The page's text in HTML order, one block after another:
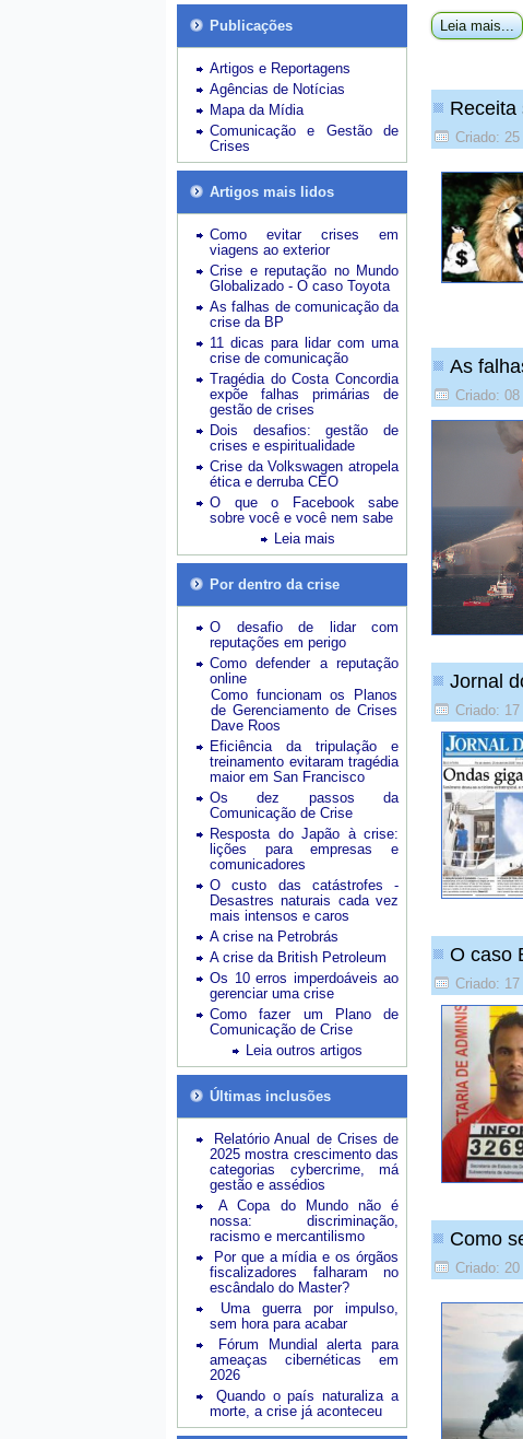
Publicações
Artigos e Reportagens
Agências de Notícias
Mapa da Mídia
Comunicação e Gestão de
Crises
Artigos mais lidos
Como evitar crises em
viagens ao exterior
Crise e reputação no Mundo
Globalizado - O caso Toyota
As falhas de comunicação da
crise da BP
11 dicas para lidar com uma
crise de comunicação
Tragédia do Costa Concordia
expõe falhas primárias de
gestão de crises
Dois desafios: gestão de
crises e espiritualidade
Crise da Volkswagen atropela
ética e derruba CEO
O que o Facebook sabe
sobre você e você nem sabe
Leia mais
Por dentro da crise
O desafio de lidar com
reputações em perigo
Como defender a reputação
online
Como funcionam os Planos
de Gerenciamento de Crises
Dave Roos
Eficiência da tripulação e
treinamento evitaram tragédia
maior em San Francisco
Os dez passos da
Comunicação de Crise
Resposta do Japão à crise:
lições para empresas e
comunicadores
O custo das catástrofes -
Desastres naturais cada vez
mais intensos e caros
A crise na Petrobrás
A crise da British Petroleum
Os 10 erros imperdoáveis ao
gerenciar uma crise
Como fazer um Plano de
Comunicação de Crise
Leia outros artigos
Últimas inclusões
Relatório Anual de Crises de
2025 mostra crescimento das
categorias cybercrime, má
gestão e assédios
A Copa do Mundo não é
nossa: discriminação,
racismo e mercantilismo
Por que a mídia e os órgãos
fiscalizadores falharam no
escândalo do Master?
Uma guerra por impulso,
sem hora para acabar
Fórum Mundial alerta para
ameaças cibernéticas em
2026
Quando o país naturaliza a
morte, a crise já aconteceu
Leia mais...
Receita
Criado:
As
Criado:
Jornal
Criado:
O caso
Criado:
Como
Criado: